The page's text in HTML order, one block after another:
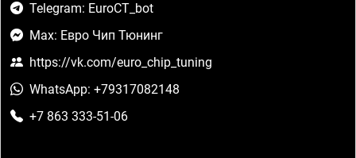
Telegram: EuroCT_bot
Max: Евро Чип Тюнинг
https://vk.com/euro_chip_tuning
WhatsApp: +79317082148
+7 863 333-51-06